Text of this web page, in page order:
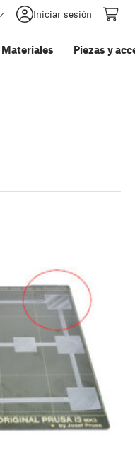
Iniciar sesión
Materiales Piezas y